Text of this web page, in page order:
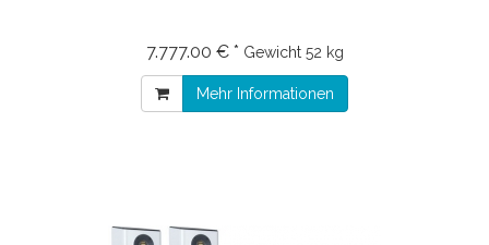
7.777.00 € * Gewicht 52 kg
Mehr Informationen